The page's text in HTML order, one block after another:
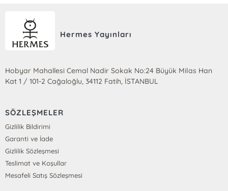
Hermes Yayınları
Hobyar Mahallesi Cemal Nadir Sokak No:24 Büyük Milas Han
Kat 1 / 101-2 Cağaloğlu, 34112 Fatih, İSTANBUL
SÖZLEŞMELER
Gizlilik Bildirimi
Garanti ve İade
Gizlilik Sözleşmesi
Teslimat ve Koşullar
Mesafeli Satış Sözleşmesi